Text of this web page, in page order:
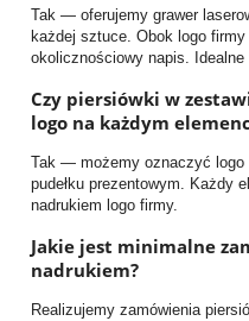
Tak — oferujemy grawer
każdej sztuce. Obok logo
okolicznościowy napis. Idealne
Czy piersiówki w
logo na każdym
Tak — możemy oznaczyć logo
pudełku prezentowym. Każdy
nadrukiem logo firmy.
Jakie jest minimalne
nadrukiem?
Realizujemy zamówienia